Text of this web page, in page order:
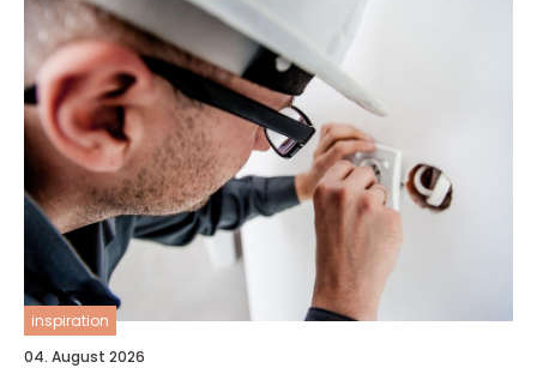
inspiration
04. August 2026